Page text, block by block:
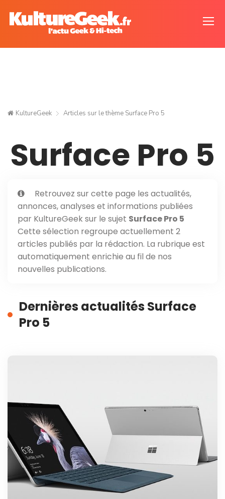
KultureGeek Articles sur le thème Surface Pro 5
Surface Pro 5
Retrouvez sur cette page les actualités,
annonces, analyses et informations publiées
par KultureGeek sur le sujet Surface Pro 5
Cette sélection regroupe actuellement 2
articles publiés par la rédaction. La rubrique est
automatiquement enrichie au fil de nos
nouvelles publications.
Dernières actualités Surface
Pro 5